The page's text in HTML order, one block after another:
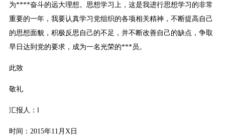
为****奋斗的远大理想。思想学习上，这是我进行思想学习的非常
重要的一年，我要认真学习党组织的各项相关精神，不断提高自己
的思想面貌，积极反思自己的不足，并不断改善自己的缺点，争取
早日达到党的要求，成为一名光荣的***员。
此致
敬礼
汇报人：l
时间：2015年11月X日